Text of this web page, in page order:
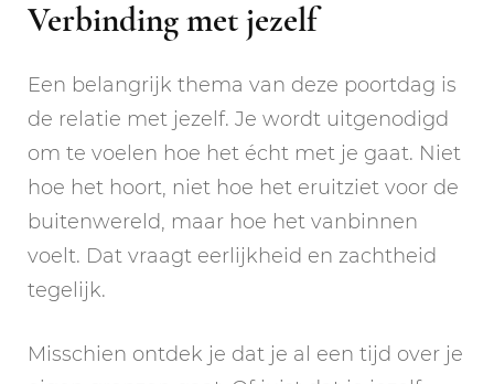
Verbinding met jezelf
Een belangrijk thema van deze poortdag is
de relatie met jezelf. Je wordt uitgenodigd
om te voelen hoe het écht met je gaat. Niet
hoe het hoort, niet hoe het eruitziet voor de
buitenwereld, maar hoe het vanbinnen
voelt. Dat vraagt eerlijkheid en zachtheid
tegelijk.
Misschien ontdek je dat je al een tijd over je